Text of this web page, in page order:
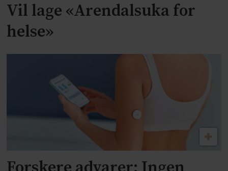
Vil lage «Arendalsuka for
helse»